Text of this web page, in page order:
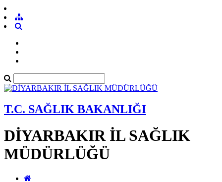
T.C. SAĞLIK BAKANLIĞI
DİYARBAKIR İL SAĞLIK
MÜDÜRLÜĞÜ